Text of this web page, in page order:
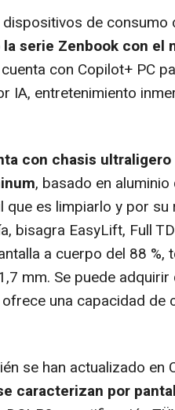
de consumo
la serie Zenbook con el
con Copilot+ PC
IA, entretenimiento
con chasis
, basado en
es limpiarlo y por
bisagra EasyLift, Full
a cuerpo del 88 %,
mm. Se puede
una capacidad de
se han actualizado en
caracterizan por